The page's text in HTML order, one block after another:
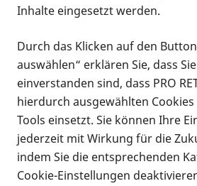
Mein Weg zu einer Diagnose
Erfahrungsbericht
Zwischen dem Auftreten der
meiner Netzhauterkrankung
liegen zehn Jahre. Dennoch kann
als Odyssee bezeichnen.
Ich gehe mal zurück in das Jahr
Inhalte eingesetzt werden.
Durch das Klicken auf den
auswählen“ erklären Sie, dass
einverstanden sind, dass PRO
hierdurch ausgewählten
Tools einsetzt. Sie können Ihre
jederzeit mit Wirkung für die
indem Sie die entsprechenden
Cookie-Einstellungen